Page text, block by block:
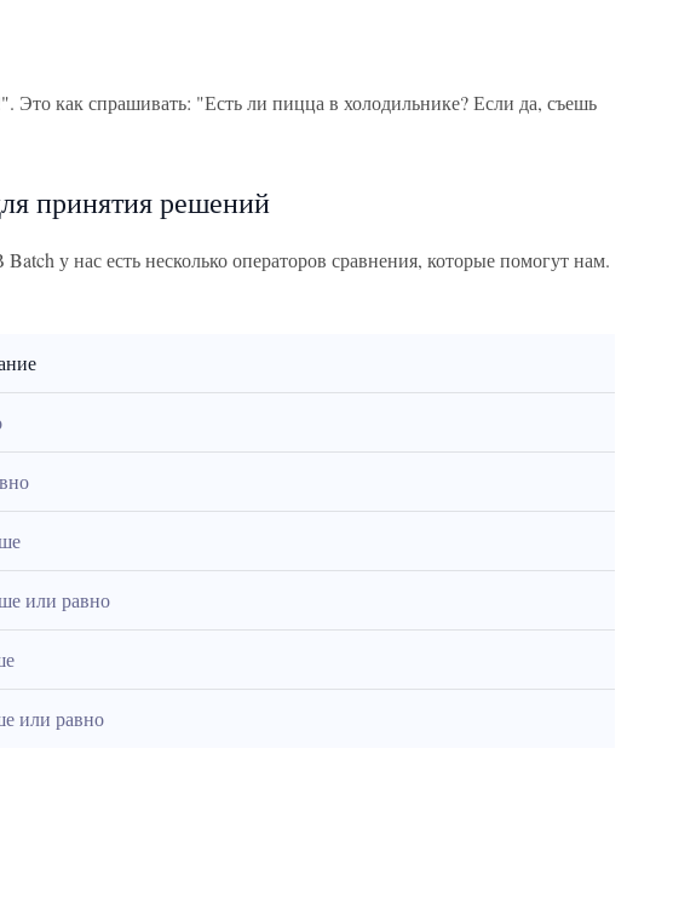
Это как спрашивать: "Есть ли пицца в холодильнике? Если да, съешь
принятия решений
у нас есть несколько операторов сравнения, которые помогут нам.
или равно
или равно